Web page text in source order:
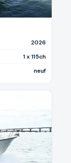
2026
1 x 115ch
neuf